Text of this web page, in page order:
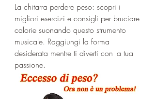
La chitarra perdere peso: scopri i
migliori esercizi e consigli per bruciare
calorie suonando questo strumento
musicale. Raggiungi la forma
desiderata mentre ti diverti con la tua
passione.